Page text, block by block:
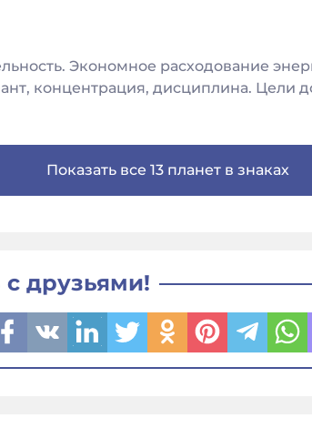
Экономное расходование
концентрация, дисциплина. Цели
Показать все 13 планет в знаках
с друзьями!